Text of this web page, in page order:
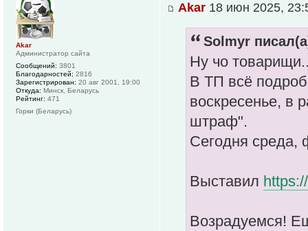
Akar 18 июн 2025,
Solmyr
Ну чо
В ТП всё
воскресенье, в
штраф".
Сегодня среда,
Выставил
Возрадуемся!
Akar
Администратор сайта
Сообщений: 3801
Благодарностей: 2816
Зарегистрирован: 20 авг 2001, 19:00
Откуда: Минск, Беларусь
Рейтинг: 471
Горки (Беларусь)